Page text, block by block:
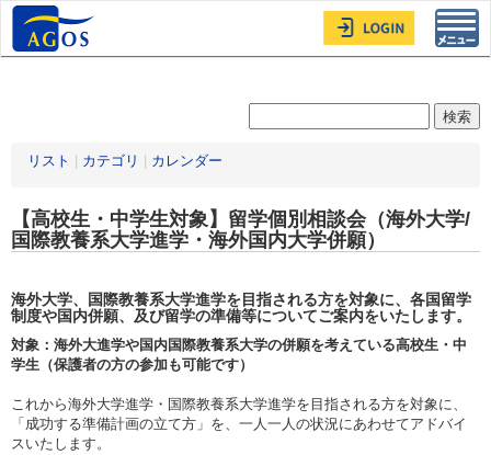
リスト カテゴリ カレンダー
【高校生・中学生対象】留学個別相談会（海外大学/
国際教養系大学進学・海外国内大学併願）
海外大学、国際教養系大学進学を目指される方を対象に、各国留学
制度や国内併願、及び留学の準備等についてご案内をいたします。
対象：海外大進学や国内国際教養系大学の併願を考えている高校生・中
学生（保護者の方の参加も可能です）
これから海外大学進学・国際教養系大学進学を目指される方を対象に、
「成功する準備計画の立て方」を、一人一人の状況にあわせてアドバイ
スいたします。